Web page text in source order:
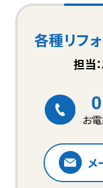
各種リフ
担当
お
メ